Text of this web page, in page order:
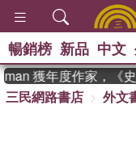
暢銷榜 新品 中文
獲年度作家，《
三民網路書店
外文